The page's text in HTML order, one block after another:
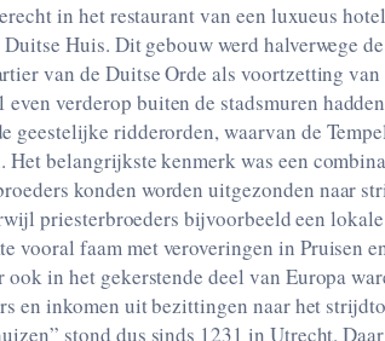
in het restaurant van een luxueus
Huis. Dit gebouw werd halverwege
van de Duitse Orde als voortzetting van
verderop buiten de stadsmuren
geestelijke ridderorden, waarvan de
belangrijkste kenmerk was een
konden worden uitgezonden naar
priesterbroeders bijvoorbeeld een
vooral faam met veroveringen in Pruisen
ook in het gekerstende deel van Europa
en inkomen uit bezittingen naar het
stond dus sinds 1231 in Utrecht.